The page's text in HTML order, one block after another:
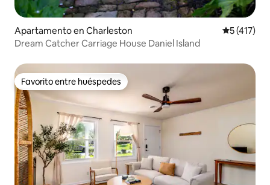
Apartamento en Charleston
5 (417)
Dream Catcher Carriage House Daniel Island
Favorito entre huéspedes
Favorito entre huéspedes